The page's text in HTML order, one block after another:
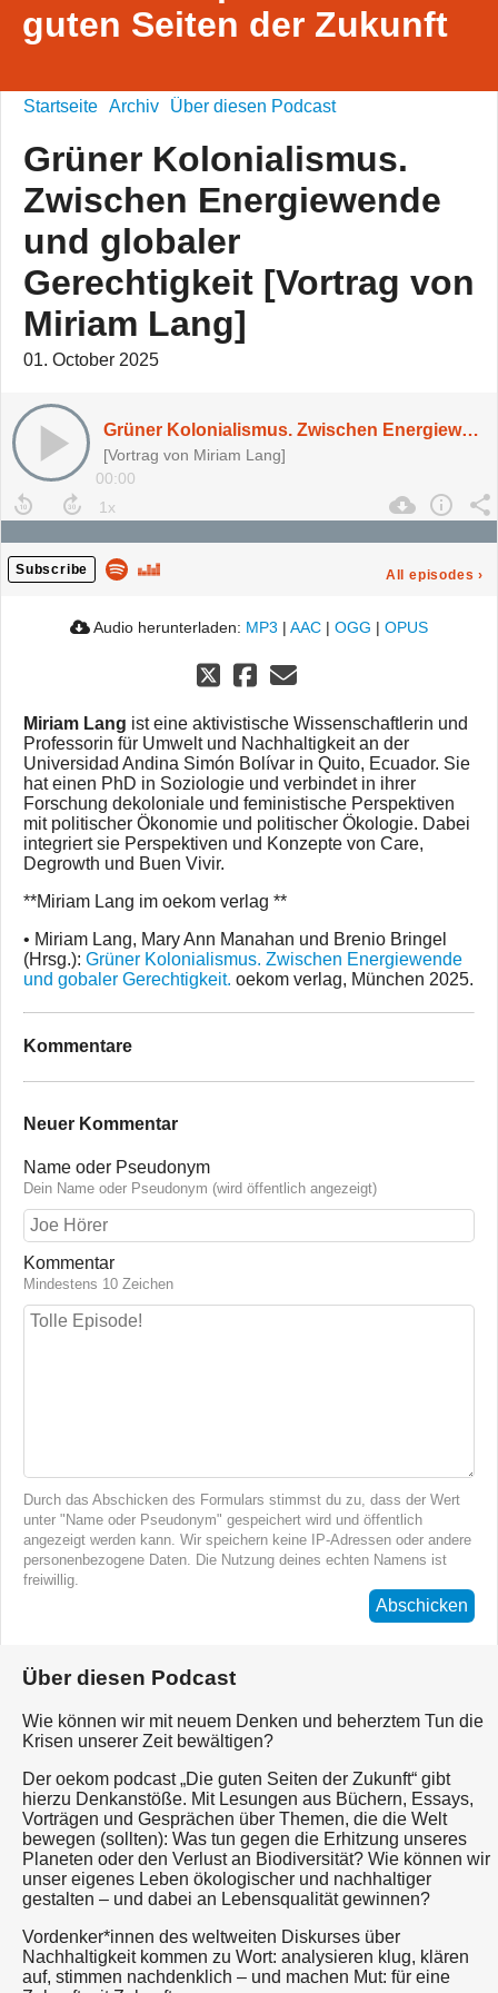
guten Seiten der Zukunft
Startseite Archiv Über diesen Podcast
Grüner Kolonialismus.
Zwischen Energiewende
und globaler
Gerechtigkeit [Vortrag von
Miriam Lang]
01. October 2025
Grüner Kolonialismus. Zwischen Energiewende und globaler Gerechtigkeit [Vortrag von Miriam Lang]
[Vortrag von Miriam Lang]
00:00
Subscribe All episodes ›
Audio herunterladen: MP3 | AAC | OGG | OPUS
Miriam Lang ist eine aktivistische Wissenschaftlerin und
Professorin für Umwelt und Nachhaltigkeit an der
Universidad Andina Simón Bolívar in Quito, Ecuador. Sie
hat einen PhD in Soziologie und verbindet in ihrer
Forschung dekoloniale und feministische Perspektiven
mit politischer Ökonomie und politischer Ökologie. Dabei
integriert sie Perspektiven und Konzepte von Care,
Degrowth und Buen Vivir.
**Miriam Lang im oekom verlag **
• Miriam Lang, Mary Ann Manahan und Brenio Bringel
(Hrsg.): Grüner Kolonialismus. Zwischen Energiewende
und gobaler Gerechtigkeit. oekom verlag, München 2025.
Kommentare
Neuer Kommentar
Name oder Pseudonym
Dein Name oder Pseudonym (wird öffentlich angezeigt)
Kommentar
Mindestens 10 Zeichen
Durch das Abschicken des Formulars stimmst du zu, dass der Wert
unter "Name oder Pseudonym" gespeichert wird und öffentlich
angezeigt werden kann. Wir speichern keine IP-Adressen oder andere
personenbezogene Daten. Die Nutzung deines echten Namens ist
freiwillig.
Abschicken
Über diesen Podcast
Wie können wir mit neuem Denken und beherztem Tun die
Krisen unserer Zeit bewältigen?
Der oekom podcast „Die guten Seiten der Zukunft“ gibt
hierzu Denkanstöße. Mit Lesungen aus Büchern, Essays,
Vorträgen und Gesprächen über Themen, die die Welt
bewegen (sollten): Was tun gegen die Erhitzung unseres
Planeten oder den Verlust an Biodiversität? Wie können wir
unser eigenes Leben ökologischer und nachhaltiger
gestalten – und dabei an Lebensqualität gewinnen?
Vordenker*innen des weltweiten Diskurses über
Nachhaltigkeit kommen zu Wort: analysieren klug, klären
auf, stimmen nachdenklich – und machen Mut: für eine